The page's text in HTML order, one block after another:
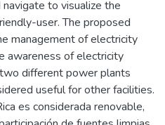
to visualize the
user. The proposed
management of electricity
awareness of electricity
different power plants
useful for other facilities.
es considerada renovable,